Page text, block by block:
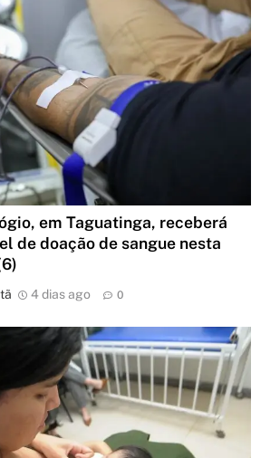
em Taguatinga, receberá
de doação de sangue nesta
4 dias ago 0